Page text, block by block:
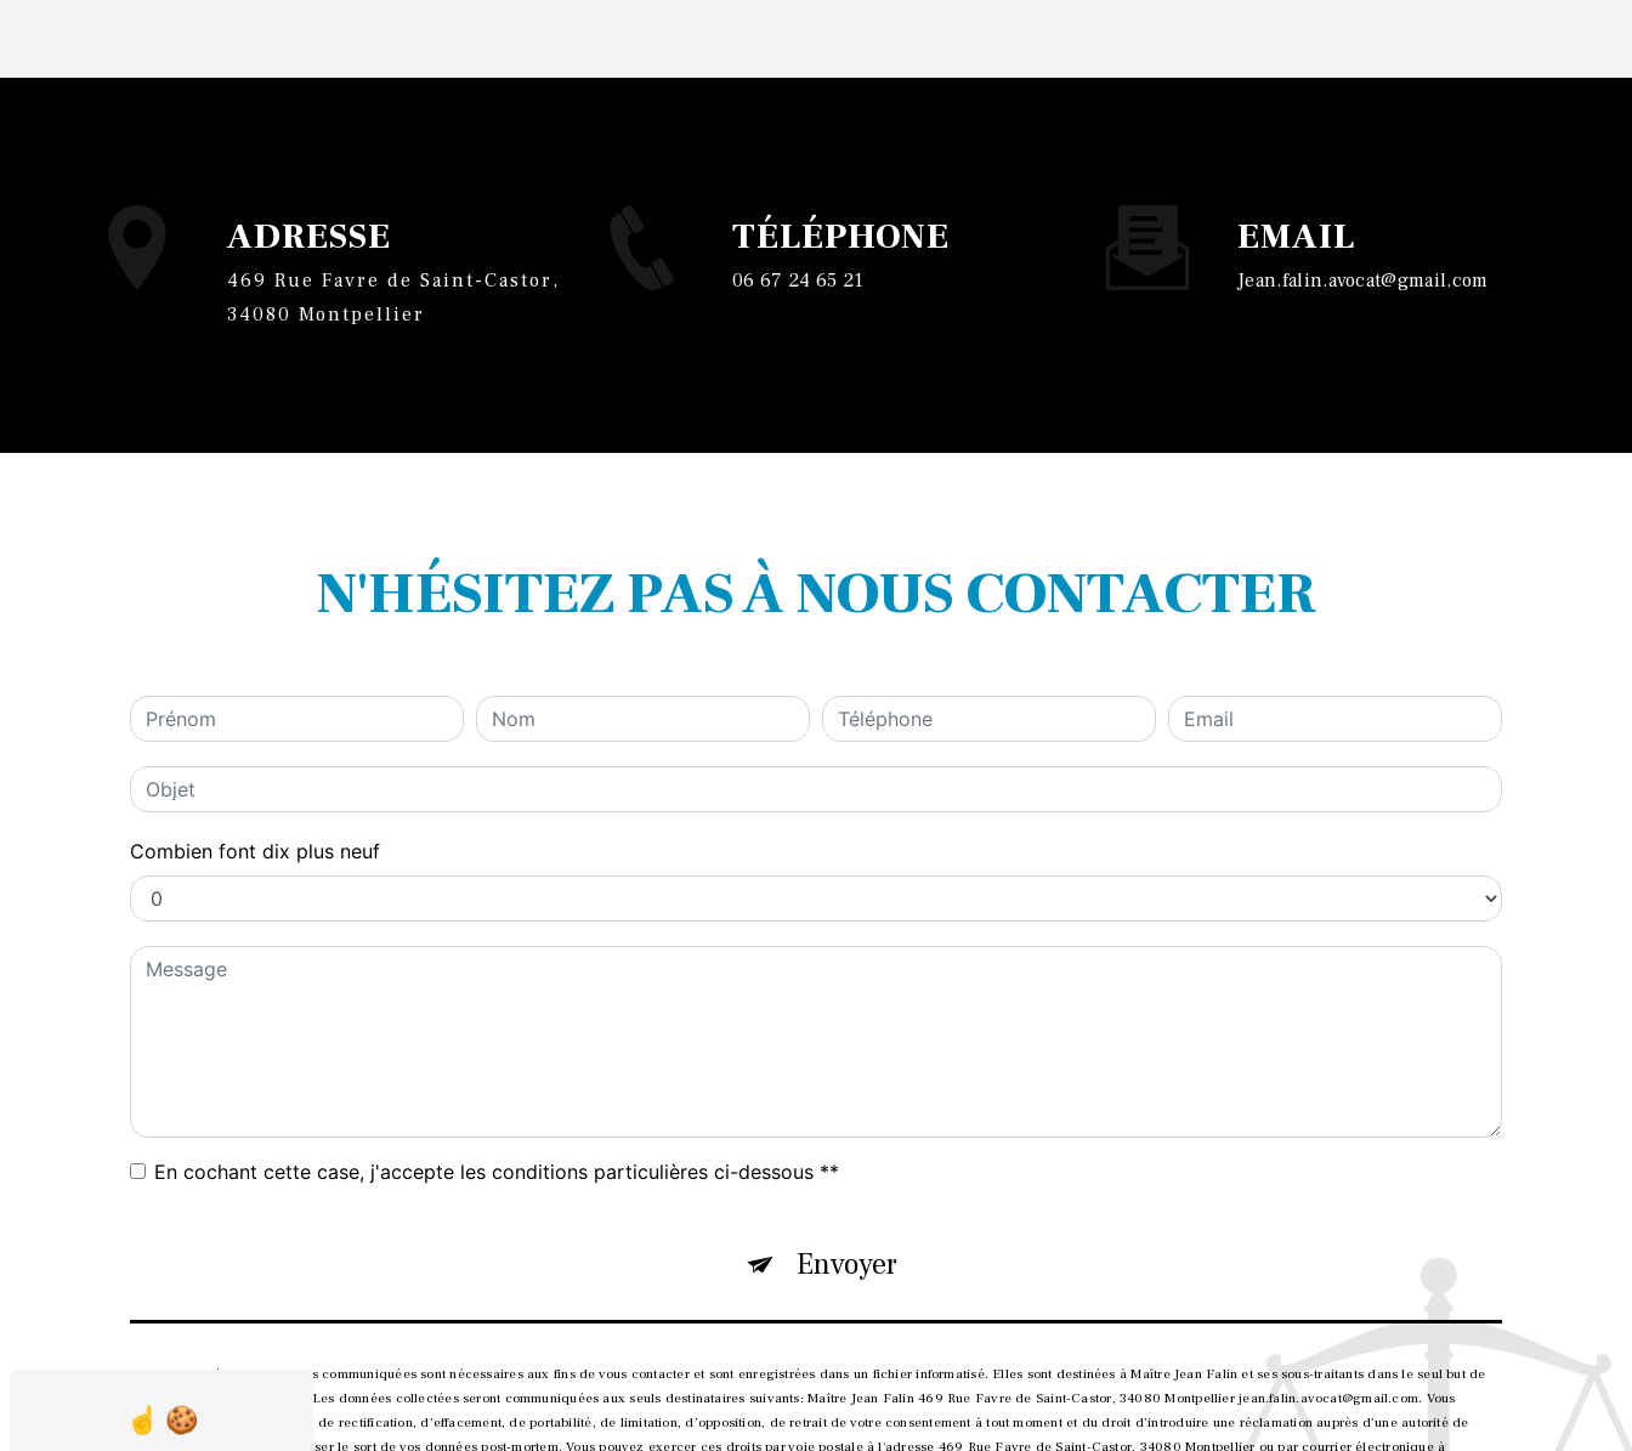
ADRESSE
469 Rue Favre de Saint-Castor,
34080 Montpellier
TÉLÉPHONE
06 67 24 65 21
EMAIL
jean.falin.avocat@gmail.com
N'HÉSITEZ PAS À NOUS CONTACTER
Combien font dix plus neuf
En cochant cette case, j'accepte les conditions particulières ci-dessous **
Envoyer
** Les données personnelles communiquées sont nécessaires aux fins de vous contacter et sont enregistrées dans un fichier informatisé. Elles sont destinées à Maître Jean Falin et ses sous-traitants dans le seul but de
répondre à votre message. Les données collectées seront communiquées aux seuls destinataires suivants: Maître Jean Falin 469 Rue Favre de Saint-Castor, 34080 Montpellier jean.falin.avocat@gmail.com. Vous
disposez de droits d’accès, de rectification, d’effacement, de portabilité, de limitation, d’opposition, de retrait de votre consentement à tout moment et du droit d’introduire une réclamation auprès d’une autorité de
contrôle, ainsi que d’organiser le sort de vos données post-mortem. Vous pouvez exercer ces droits par voie postale à l'adresse 469 Rue Favre de Saint-Castor, 34080 Montpellier ou par courrier électronique à